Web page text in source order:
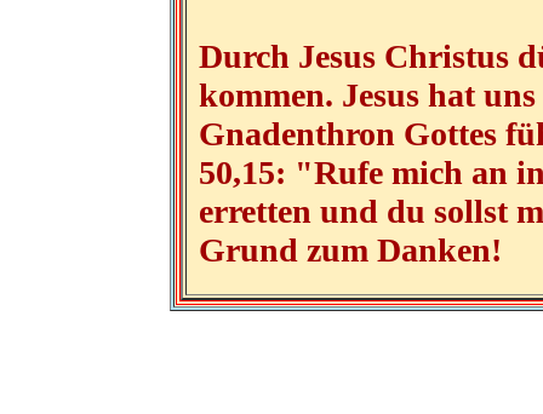
Durch Jesus Christus
kommen. Jesus hat
Gnadenthron Gottes
50,15: "Rufe mich an
erretten und du sollst
Grund zum Danken!